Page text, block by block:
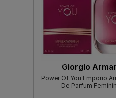
Giorgio
Power Of You Emporio
De Parfum